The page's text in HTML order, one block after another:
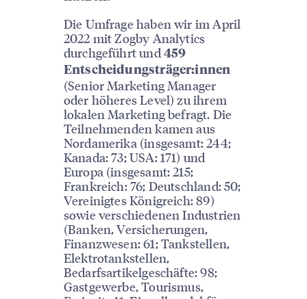
Die Umfrage haben wir im April
2022 mit Zogby Analytics
durchgeführt und 459
Entscheidungsträger:innen
(Senior Marketing Manager
oder höheres Level) zu ihrem
lokalen Marketing befragt. Die
Teilnehmenden kamen aus
Nordamerika (insgesamt: 244;
Kanada: 73; USA: 171) und
Europa (insgesamt: 215;
Frankreich: 76; Deutschland: 50;
Vereinigtes Königreich: 89)
sowie verschiedenen Industrien
(Banken, Versicherungen,
Finanzwesen: 61; Tankstellen,
Elektrotankstellen,
Bedarfsartikelgeschäfte: 98;
Gastgewerbe, Tourismus,